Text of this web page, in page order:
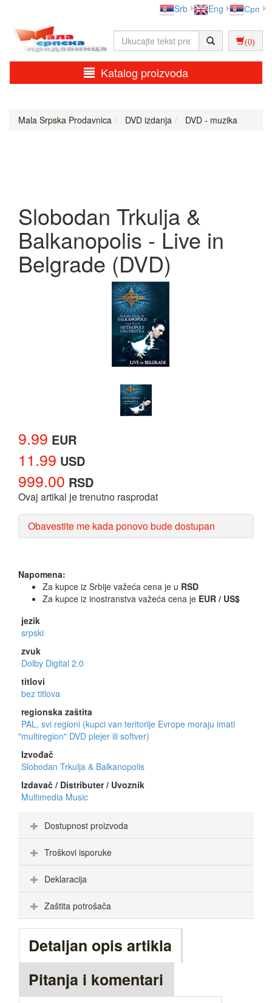
Srb Eng Срп
(0)
Katalog proizvoda
Mala Srpska Prodavnica DVD izdanja DVD - muzika
Slobodan Trkulja &
Balkanopolis - Live in
Belgrade (DVD)
9.99 EUR
11.99 USD
999.00 RSD
Ovaj artikal je trenutno rasprodat
Obavestite me kada ponovo bude dostupan
Napomena:
Za kupce iz Srbije važeća cena je u RSD
Za kupce iz inostranstva važeća cena je EUR / US$
jezik
srpski
zvuk
Dolby Digital 2.0
titlovi
bez titlova
regionska zaštita
PAL, svi regioni (kupci van teritorije Evrope moraju imati
"multiregion" DVD plejer ili softver)
Izvođač
Slobodan Trkulja & Balkanopolis
Izdavač / Distributer / Uvoznik
Multimedia Music
Dostupnost proizvoda
Troškovi isporuke
Deklaracija
Zaštita potrošača
Detaljan opis artikla
Pitanja i komentari